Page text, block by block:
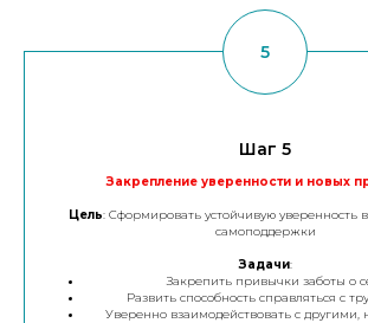
Шаг 5
Закрепление уверенности и новых
Цель: Сформировать устойчивую уверенность
самоподдержки
Задачи:
Закрепить привычки заботы о
Развить способность справляться с
Уверенно взаимодействовать с другими,